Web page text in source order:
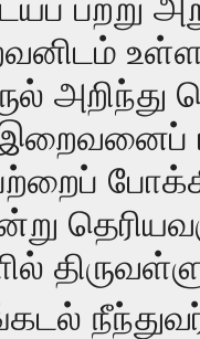
பற்று
உள்ள